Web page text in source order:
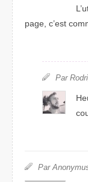
page, c’est
Par
Par